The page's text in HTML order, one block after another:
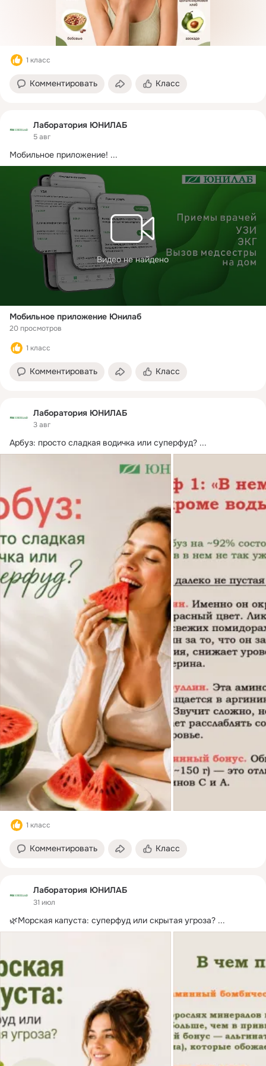
связь. ✅А мы постараемся
сделать все возможное,
чтобы наш сервис был н
1 класс
Комментировать Класс
Лаборатория ЮНИЛАБ
5 авг
Мобильное приложение! ...
Видео не найдено
Мобильное приложение Юнилаб
20 просмотров
1 класс
Комментировать Класс
Лаборатория ЮНИЛАБ
3 авг
Арбуз: просто сладкая водичка или суперфуд? ...
1 класс
Комментировать Класс
Лаборатория ЮНИЛАБ
31 июл
🌿Морская капуста: суперфуд или скрытая угроза? ...